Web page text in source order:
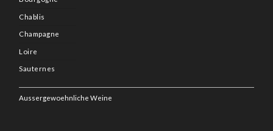
Chablis
Champagne
Loire
Sauternes
Aussergewoehnliche Weine